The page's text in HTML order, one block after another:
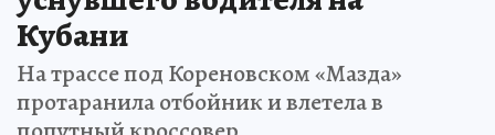
Кубани
На трассе под Кореновском «Мазда»
протаранила отбойник и влетела в